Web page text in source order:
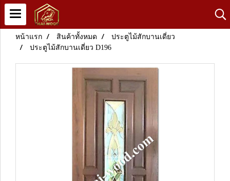
หน้าแรก สินค้าทั้งหมด
ประตูไม้สักบานเดี่ยว
ประตูไม้สักบานเดี่ยว D196